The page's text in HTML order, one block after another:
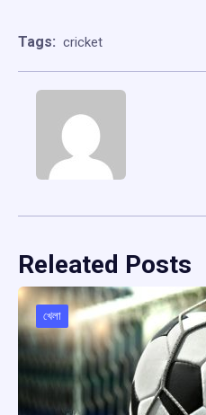
Tags: cricket
Releated Posts
খেলা